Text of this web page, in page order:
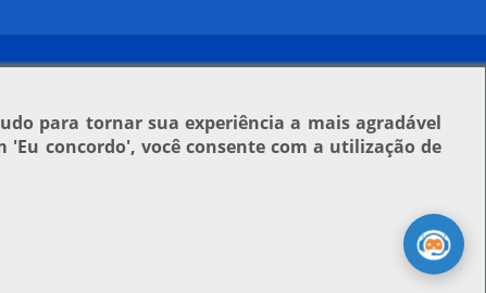
para tornar sua experiência a mais agradável
'Eu concordo', você consente com a utilização de